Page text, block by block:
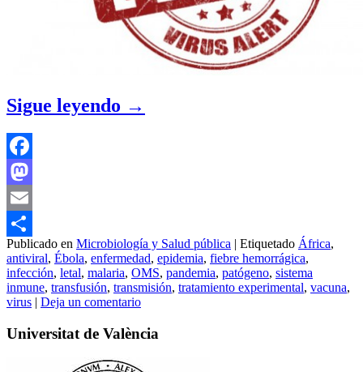
Sigue leyendo →
Facebook
Mastodon
Email
Compartir
Publicado en Microbiología y Salud pública | Etiquetado África,
antiviral, Ébola, enfermedad, epidemia, fiebre hemorrágica,
infección, letal, malaria, OMS, pandemia, patógeno, sistema
inmune, transfusión, transmisión, tratamiento experimental, vacuna,
virus | Deja un comentario
Universitat de València